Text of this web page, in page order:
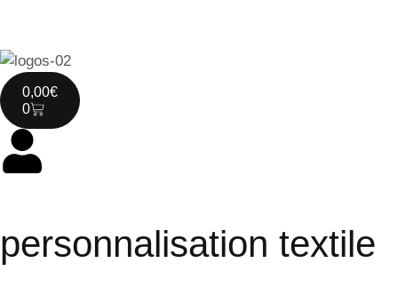
0,00€
0
personnalisation textile